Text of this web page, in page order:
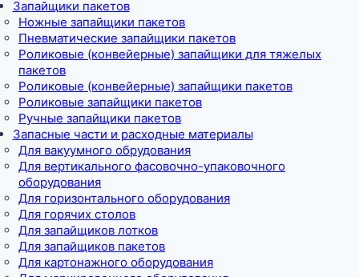
Запайщики пакетов
Ножные запайщики пакетов
Пневматические запайщики пакетов
Роликовые (конвейерные) запайщики для тяжелых
пакетов
Роликовые (конвейерные) запайщики пакетов
Роликовые запайщики пакетов
Ручные запайщики пакетов
Запасные части и расходные материалы
Для вакуумного обрудования
Для вертикального фасовочно-упаковочного
оборудования
Для горизонтального оборудования
Для горячих столов
Для запайщиков лотков
Для запайщиков пакетов
Для картонажного оборудования